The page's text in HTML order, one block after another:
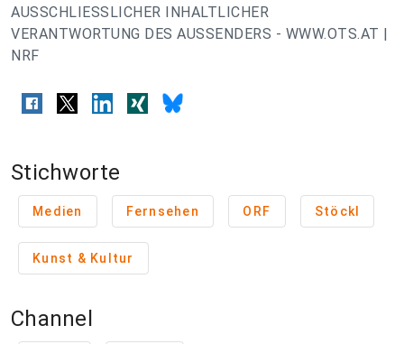
AUSSCHLIESSLICHER INHALTLICHER
VERANTWORTUNG DES AUSSENDERS - WWW.OTS.AT |
NRF
Stichworte
Medien Fernsehen ORF Stöckl
Kunst & Kultur
Channel